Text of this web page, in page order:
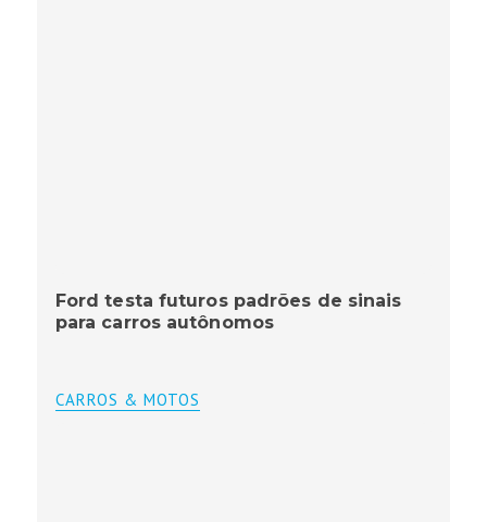
Ford testa futuros padrões de sinais
para carros autônomos
CARROS & MOTOS